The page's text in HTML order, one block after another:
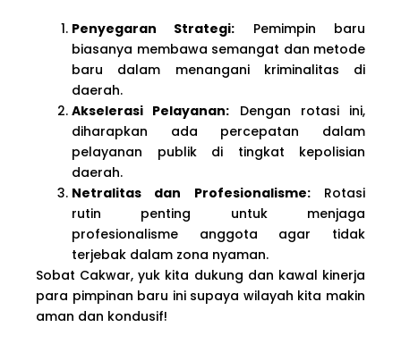
Penyegaran Strategi: Pemimpin baru
biasanya membawa semangat dan metode
baru dalam menangani kriminalitas di
daerah.
Akselerasi Pelayanan: Dengan rotasi ini,
diharapkan ada percepatan dalam
pelayanan publik di tingkat kepolisian
daerah.
Netralitas dan Profesionalisme:Rotasi
rutin penting untuk menjaga
profesionalisme anggota agar tidak
terjebak dalam zona nyaman.
Sobat Cakwar, yuk kita dukung dan kawal kinerja
para pimpinan baru ini supaya wilayah kita makin
aman dan kondusif!